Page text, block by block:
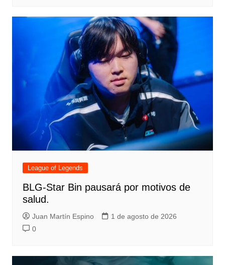
League of Legends
BLG-Star Bin pausará por motivos de
salud.
Juan Martín Espino
1 de agosto de 2026
0